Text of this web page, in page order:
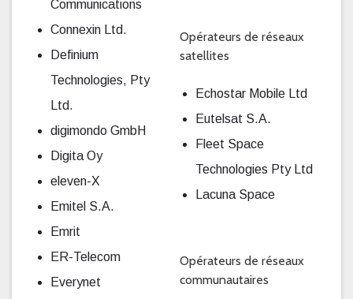
Communications
Connexin Ltd.
Definium
Technologies, Pty
Ltd.
digimondo GmbH
Digita Oy
eleven-X
Emitel S.A.
Emrit
ER-Telecom
Everynet
Opérateurs de réseaux
satellites
Echostar Mobile Ltd
Eutelsat S.A.
Fleet Space
Technologies Pty Ltd
Lacuna Space
Opérateurs de réseaux
communautaires